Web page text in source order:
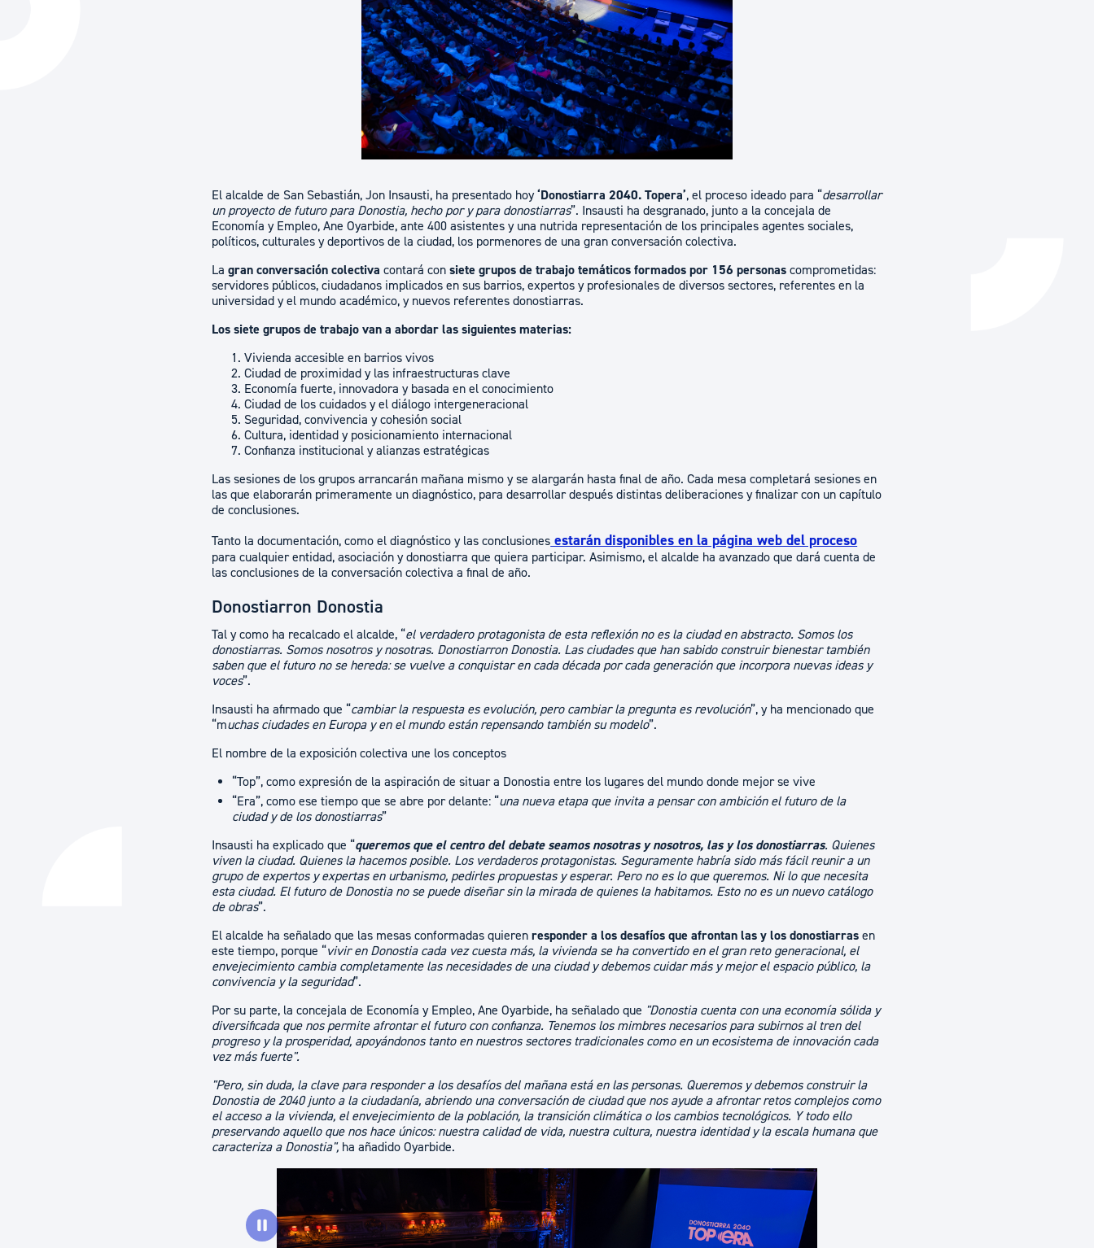
Actualidad
Agenda cultural
Administración municipal
Tablón de anuncios oficiales
Calendario fiscal
Portal de transparencia
El alcalde de San Sebastián, Jon Insausti, ha presentado hoy‘Donostiarra 2040. Topera’, el proceso ideado para “desarrollar
un proyecto de futuro para Donostia, hecho por y para donostiarras”. Insausti ha desgranado, junto a la concejala de
Economía y Empleo, Ane Oyarbide, ante 400 asistentes y una nutrida representación de los principales agentes sociales,
políticos, culturales y deportivos de la ciudad, los pormenores de una gran conversación colectiva.
La gran conversación colectivacontará consiete grupos de trabajo temáticos formados por 156 personas comprometidas:
servidores públicos, ciudadanos implicados en sus barrios, expertos y profesionales de diversos sectores, referentes en la
universidad y el mundo académico, y nuevos referentes donostiarras.
Los siete grupos de trabajo van a abordar las siguientes materias:
Vivienda accesible en barrios vivos
Ciudad de proximidad y las infraestructuras clave
Economía fuerte, innovadora y basada en el conocimiento
Ciudad de los cuidados y el diálogo intergeneracional
Seguridad, convivencia y cohesión social
Cultura, identidad y posicionamiento internacional
Confianza institucional y alianzas estratégicas
Las sesiones de los grupos arrancarán mañana mismo y se alargarán hasta final de año. Cada mesa completará sesiones en
las que elaborarán primeramente un diagnóstico, para desarrollar después distintas deliberaciones y finalizar con un capítulo
de conclusiones.
Tanto la documentación, como el diagnóstico y las conclusiones estarán disponibles en la página web del proceso
para cualquier entidad, asociación y donostiarra que quiera participar. Asimismo, el alcalde ha avanzado que dará cuenta de
las conclusiones de la conversación colectiva a final de año.
Donostiarron Donostia
Tal y como ha recalcado el alcalde, “el verdadero protagonista de esta reflexión no es la ciudad en abstracto. Somos los
donostiarras. Somos nosotros y nosotras. Donostiarron Donostia. Las ciudades que han sabido construir bienestar también
saben que el futuro no se hereda: se vuelve a conquistar en cada década por cada generación que incorpora nuevas ideas y
voces”.
Insausti ha afirmado que “cambiar la respuesta es evolución, pero cambiar la pregunta es revolución”, y ha mencionado que
“muchas ciudades en Europa y en el mundo están repensando también su modelo”.
El nombre de la exposición colectiva une los conceptos
“Top”, como expresión de la aspiración de situar a Donostia entre los lugares del mundo donde mejor se vive
“Era”, como ese tiempo que se abre por delante: “una nueva etapa que invita a pensar con ambición el futuro de la
ciudad y de los donostiarras”
Insausti ha explicado que “queremos que el centro del debate seamos nosotras y nosotros, las y los donostiarras. Quienes
viven la ciudad. Quienes la hacemos posible. Los verdaderos protagonistas. Seguramente habría sido más fácil reunir a un
grupo de expertos y expertas en urbanismo, pedirles propuestas y esperar. Pero no es lo que queremos. Ni lo que necesita
esta ciudad. El futuro de Donostia no se puede diseñar sin la mirada de quienes la habitamos. Esto no es un nuevo catálogo
de obras”.
El alcalde ha señalado que las mesas conformadas quierenresponder a los desafíos que afrontan las y los donostiarras en
este tiempo, porque “vivir en Donostia cada vez cuesta más, la vivienda se ha convertido en el gran reto generacional, el
envejecimiento cambia completamente las necesidades de una ciudad y debemos cuidar más y mejor el espacio público, la
convivencia y la seguridad”.
Por su parte, la concejala de Economía y Empleo, Ane Oyarbide, ha señalado que "Donostia cuenta con una economía sólida y
diversificada que nos permite afrontar el futuro con confianza. Tenemos los mimbres necesarios para subirnos al tren del
progreso y la prosperidad, apoyándonos tanto en nuestros sectores tradicionales como en un ecosistema de innovación cada
vez más fuerte".
"Pero, sin duda, la clave para responder a los desafíos del mañana está en las personas. Queremos y debemos construir la
Donostia de 2040 junto a la ciudadanía, abriendo una conversación de ciudad que nos ayude a afrontar retos complejos como
el acceso a la vivienda, el envejecimiento de la población, la transición climática o los cambios tecnológicos. Y todo ello
preservando aquello que nos hace únicos: nuestra calidad de vida, nuestra cultura, nuestra identidad y la escala humana que
caracteriza a Donostia", ha añadido Oyarbide.